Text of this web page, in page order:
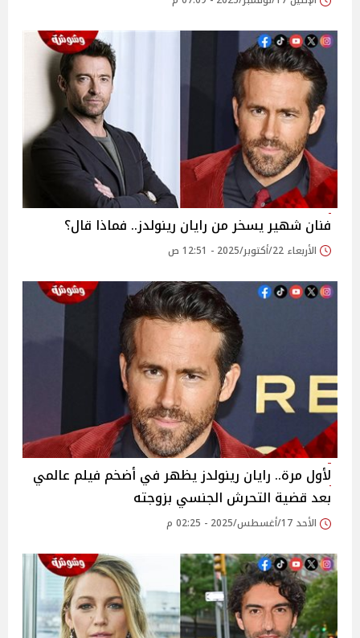
فنان شهير يسخر من رايان رينولدز.. فماذا قال؟
الأربعاء 22/أكتوبر/2025 - 12:51 ص
لأول مرة.. رايان رينولدز يظهر في أضخم فيلم عالمي
بعد قضية التحرش الجنسي بزوجته
الأحد 17/أغسطس/2025 - 02:25 م